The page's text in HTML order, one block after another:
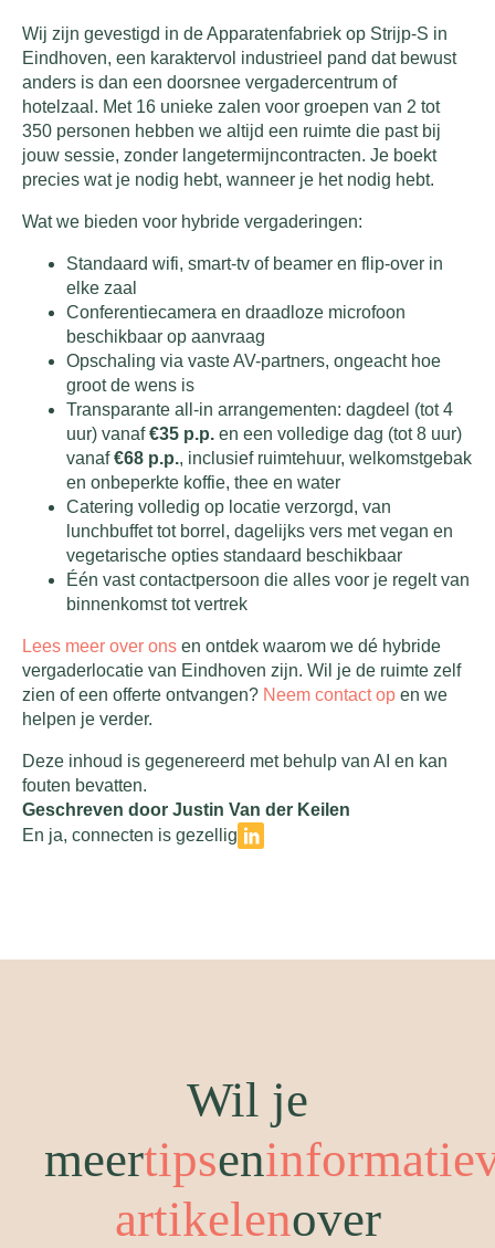
Wij zijn gevestigd in de Apparatenfabriek op Strijp-S in
Eindhoven, een karaktervol industrieel pand dat bewust
anders is dan een doorsnee vergadercentrum of
hotelzaal. Met 16 unieke zalen voor groepen van 2 tot
350 personen hebben we altijd een ruimte die past bij
jouw sessie, zonder langetermijncontracten. Je boekt
precies wat je nodig hebt, wanneer je het nodig hebt.
Wat we bieden voor hybride vergaderingen:
Standaard wifi, smart-tv of beamer en flip-over in
elke zaal
Conferentiecamera en draadloze microfoon
beschikbaar op aanvraag
Opschaling via vaste AV-partners, ongeacht hoe
groot de wens is
Transparante all-in arrangementen: dagdeel (tot 4
uur) vanaf€35 p.p. en een volledige dag (tot 8 uur)
vanaf€68 p.p., inclusief ruimtehuur, welkomstgebak
en onbeperkte koffie, thee en water
Catering volledig op locatie verzorgd, van
lunchbuffet tot borrel, dagelijks vers met vegan en
vegetarische opties standaard beschikbaar
Één vast contactpersoon die alles voor je regelt van
binnenkomst tot vertrek
Lees meer over ons en ontdek waarom we dé hybride
vergaderlocatie van Eindhoven zijn. Wil je de ruimte zelf
zien of een offerte ontvangen? Neem contact op en we
helpen je verder.
Deze inhoud is gegenereerd met behulp van AI en kan
fouten bevatten.
Geschreven door Justin Van der Keilen
En ja, connecten is gezellig
Wil je
meertipsen
artikelenover